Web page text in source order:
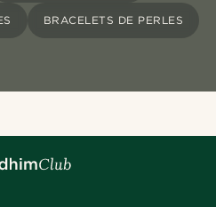
BRACELETS DE PERLES